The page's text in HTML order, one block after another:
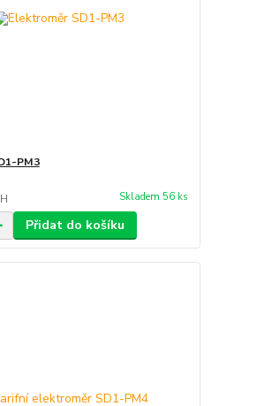
PM3
Skladem 56 ks
Přidat do košíku